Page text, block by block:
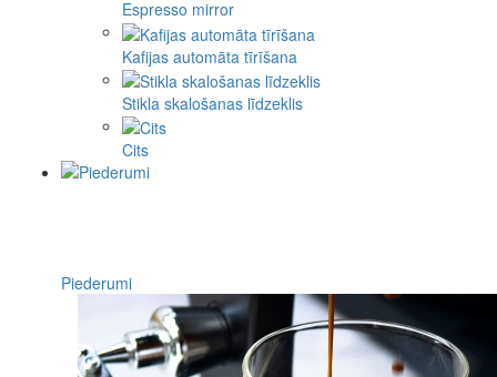
Espresso mirror
Kafijas automāta tīrīšana
Stikla skalošanas līdzeklis
Cits
Piederumi